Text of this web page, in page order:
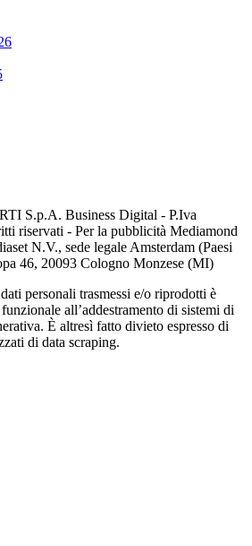
RTI S.p.A. Business Digital - P.Iva
riservati - Per la pubblicità Mediamond
N.V., sede legale Amsterdam (Paesi
46, 20093 Cologno Monzese (MI)
personali trasmessi e/o riprodotti è
all’addestramento di sistemi di
È altresì fatto divieto espresso di
di data scraping.